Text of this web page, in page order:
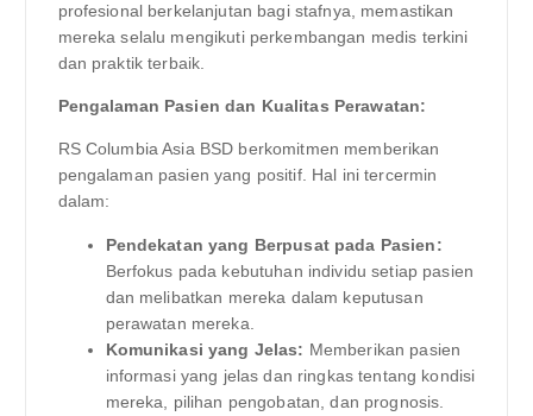
profesional berkelanjutan bagi stafnya, memastikan
mereka selalu mengikuti perkembangan medis terkini
dan praktik terbaik.
Pengalaman Pasien dan Kualitas Perawatan:
RS Columbia Asia BSD berkomitmen memberikan
pengalaman pasien yang positif. Hal ini tercermin
dalam:
Pendekatan yang Berpusat pada Pasien:
Berfokus pada kebutuhan individu setiap pasien
dan melibatkan mereka dalam keputusan
perawatan mereka.
Komunikasi yang Jelas: Memberikan pasien
informasi yang jelas dan ringkas tentang kondisi
mereka, pilihan pengobatan, dan prognosis.